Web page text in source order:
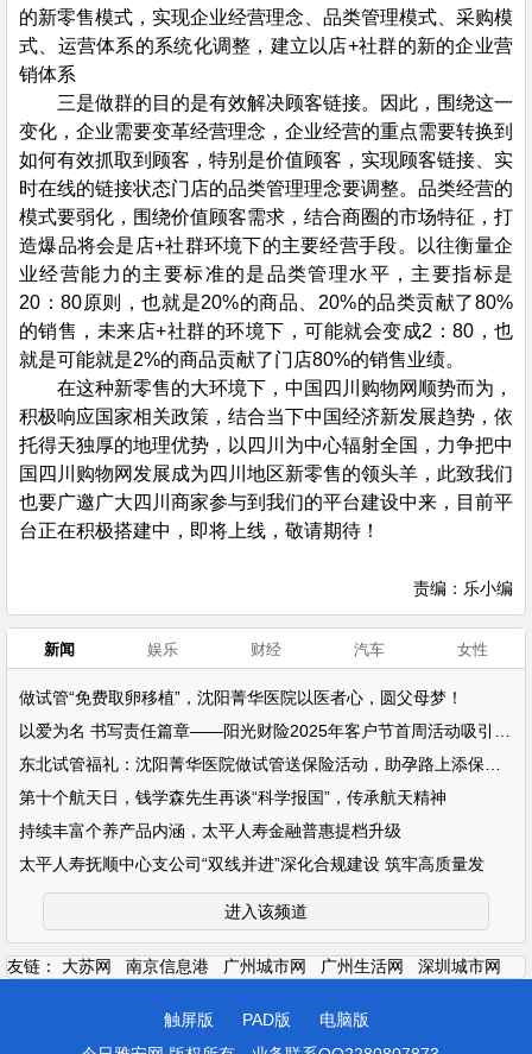
的新零售模式，实现企业经营理念、品类管理模式、采购模
式、运营体系的系统化调整，建立以店+社群的新的企业营
销体系
三是做群的目的是有效解决顾客链接。因此，围绕这一
变化，企业需要变革经营理念，企业经营的重点需要转换到
如何有效抓取到顾客，特别是价值顾客，实现顾客链接、实
时在线的链接状态门店的品类管理理念要调整。品类经营的
模式要弱化，围绕价值顾客需求，结合商圈的市场特征，打
造爆品将会是店+社群环境下的主要经营手段。以往衡量企
业经营能力的主要标准的是品类管理水平，主要指标是
20：80原则，也就是20%的商品、20%的品类贡献了80%
的销售，未来店+社群的环境下，可能就会变成2：80，也
就是可能就是2%的商品贡献了门店80%的销售业绩。
在这种新零售的大环境下，中国四川购物网顺势而为，
积极响应国家相关政策，结合当下中国经济新发展趋势，依
托得天独厚的地理优势，以四川为中心辐射全国，力争把中
国四川购物网发展成为四川地区新零售的领头羊，此致我们
也要广邀广大四川商家参与到我们的平台建设中来，目前平
台正在积极搭建中，即将上线，敬请期待！
责编：乐小编
新闻 娱乐 财经 汽车 女性
做试管“免费取卵移植”，沈阳菁华医院以医者心，圆父母梦！
第十个航天日，钱学森先生再谈“科学报国”，传承航天精神
持续丰富个养产品内涵，太平人寿金融普惠提档升级
太平人寿抚顺中心支公司“双线并进”深化合规建设 筑牢高质量发
进入该频道
友链： 大苏网 南京信息港 广州城市网 广州生活网 深圳城市网
触屏版 PAD版
电脑版